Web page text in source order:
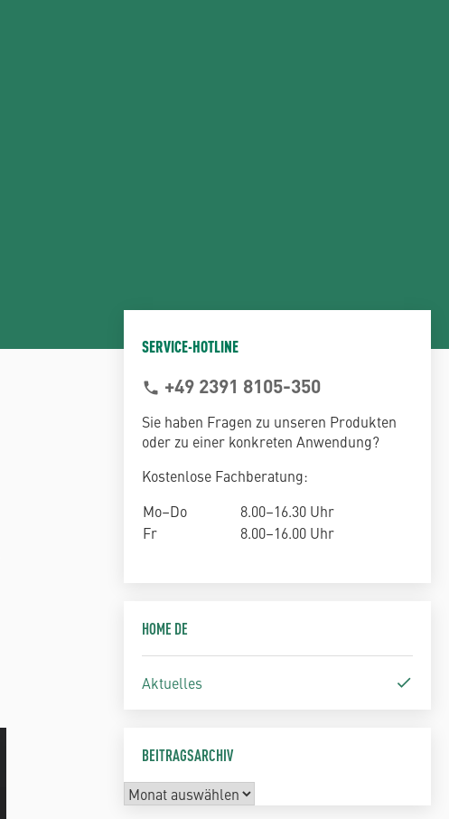
SERVICE-HOTLINE
phone +49 2391 8105-350
Sie haben Fragen zu unseren Produkten
oder zu einer konkreten Anwendung?
Kostenlose Fachberatung:
Mo–Do
8.00–16.30 Uhr
Fr
8.00–16.00 Uhr
HOME DE
Aktuelles
BEITRAGSARCHIV